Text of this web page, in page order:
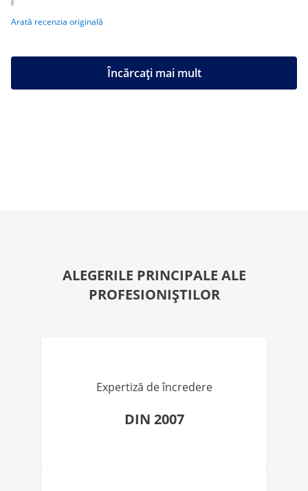
Arată recenzia originală
Încărcați mai mult
ALEGERILE PRINCIPALE ALE
PROFESIONIȘTILOR
Expertiză de încredere
DIN 2007